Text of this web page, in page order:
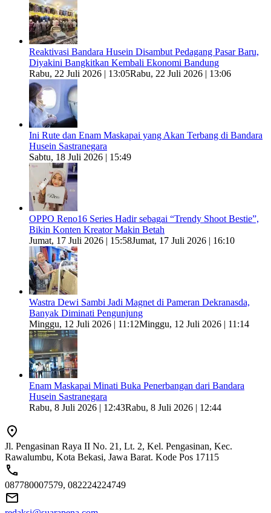
Reaktivasi Bandara Husein Disambut Pedagang Pasar Baru,
Diyakini Bangkitkan Kembali Ekonomi Bandung
Rabu, 22 Juli 2026 | 13:05Rabu, 22 Juli 2026 | 13:06
Ini Rute dan Enam Maskapai yang Akan Terbang di Bandara
Husein Sastranegara
Sabtu, 18 Juli 2026 | 15:49
OPPO Reno16 Series Hadir sebagai “Trendy Shoot Bestie”,
Bikin Konten Kreator Makin Betah
Jumat, 17 Juli 2026 | 15:58Jumat, 17 Juli 2026 | 16:10
Wastra Dewi Sambi Jadi Magnet di Pameran Dekranasda,
Banyak Diminati Pengunjung
Minggu, 12 Juli 2026 | 11:12Minggu, 12 Juli 2026 | 11:14
Enam Maskapai Minati Buka Penerbangan dari Bandara
Husein Sastranegara
Rabu, 8 Juli 2026 | 12:43Rabu, 8 Juli 2026 | 12:44
Jl. Pengasinan Raya II No. 21, Lt. 2, Kel. Pengasinan, Kec.
Rawalumbu, Kota Bekasi, Jawa Barat. Kode Pos 17115
087780007579, 082224224749